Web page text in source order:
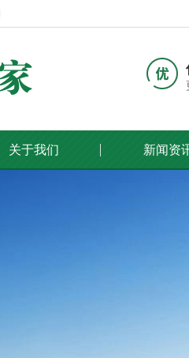
关于我们 新闻资